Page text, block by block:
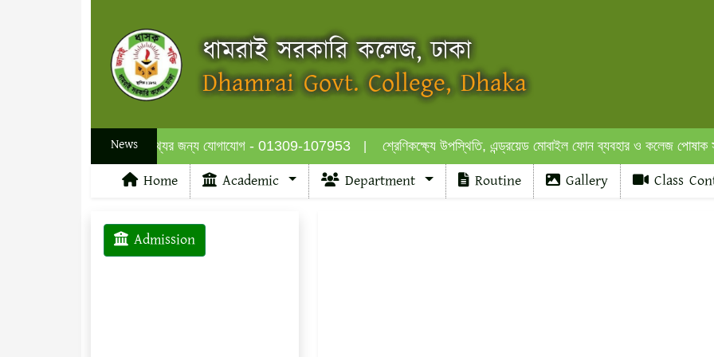
ধামরাই সরকারি কলেজ, ঢাকা
Dhamrai Govt. College, Dhaka
News
অন্যান্য প্রয়োজনীয় তথ্যের জন্য যোগাযোগ - 01309-107953 শ্রেণিকক্ষ্যে উপস্থিতি, এন্ড্রয়েড মোবাইল ফোন ব্যবহার ও কলেজ পোষাক সংক্রান্ত
Home Academic Department Routine Gallery Class
Admission